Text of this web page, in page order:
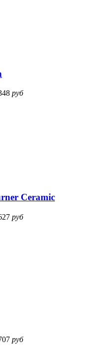
руб
Ceramic
руб
руб